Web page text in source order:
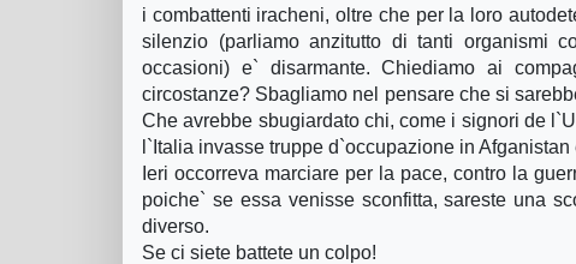
i combattenti iracheni, oltre che per la loro
silenzio (parliamo anzitutto di tanti organismi
occasioni) e` disarmante. Chiediamo ai
circostanze? Sbagliamo nel pensare che si
Che avrebbe sbugiardato chi, come i signori de
l`Italia invasse truppe d`occupazione in Afganistan
Ieri occorreva marciare per la pace, contro la
poiche` se essa venisse sconfitta, sareste una
diverso.
Se ci siete battete un colpo!